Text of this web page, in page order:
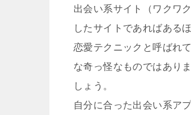
出会い系サイト（ワクワ
したサイトであればある
恋愛テクニックと呼ばれ
な奇っ怪なものではあり
しょう。
自分に合った出会い系ア